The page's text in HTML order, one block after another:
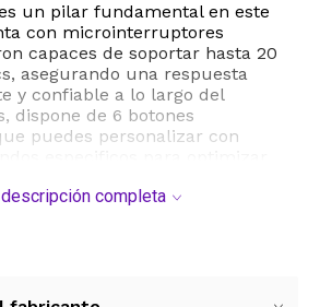
un pilar fundamental en este
con microinterruptores
capaces de soportar hasta 20
asegurando una respuesta
y confiable a lo largo del
dispone de 6 botones
puedes personalizar con
a mediano es ideal para
y sumergirte por completo
completa